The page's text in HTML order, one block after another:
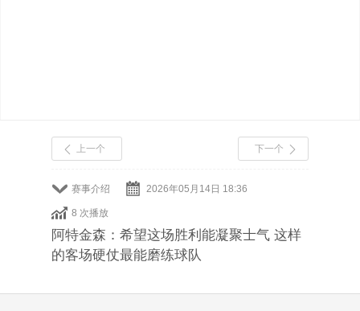
赛事介绍 2026年05月14日 18:36
8 次播放
上一个 下一个
阿特金森：希望这场胜利能凝聚士气 这样
的客场硬仗最能磨练球队